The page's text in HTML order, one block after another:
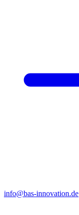
info@bas-innovation.de